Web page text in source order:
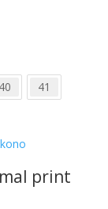
40 41
print